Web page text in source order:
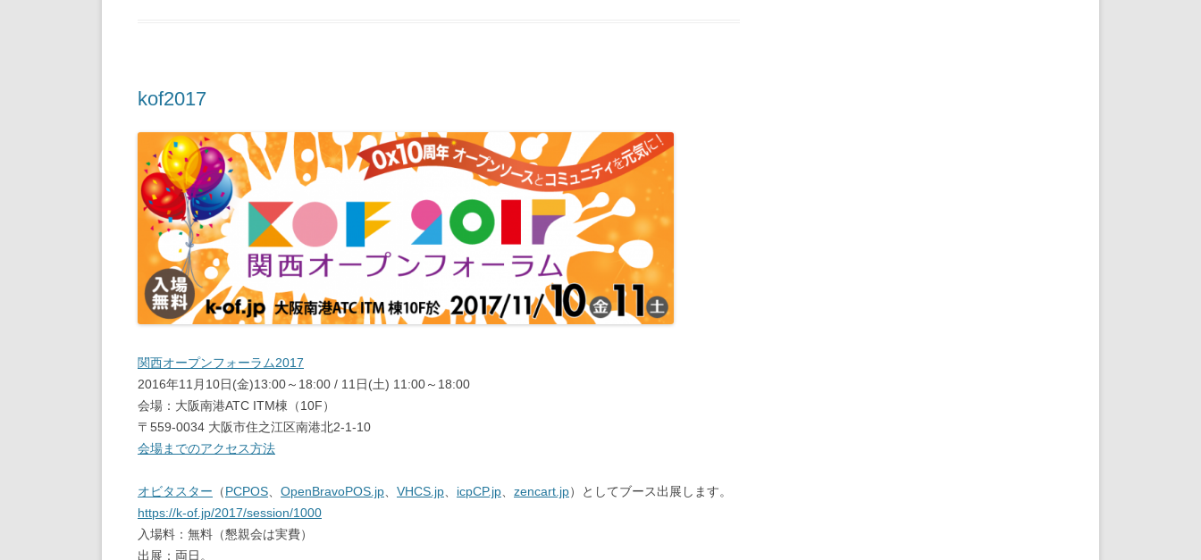
kof2017
関西オープンフォーラム2017
2016年11月10日(金)13:00～18:00 / 11日(土) 11:00～18:00
会場：大阪南港ATC ITM棟（10F）
〒559-0034 大阪市住之江区南港北2-1-10
会場までのアクセス方法
オビタスター （PCPOS OpenBravoPOS.jp VHCS.jp icpCP.jp zencart.jp）としてブース出展します。
https://k-of.jp/2017/session/1000
入場料：無料（懇親会は実費）
出展：両日。